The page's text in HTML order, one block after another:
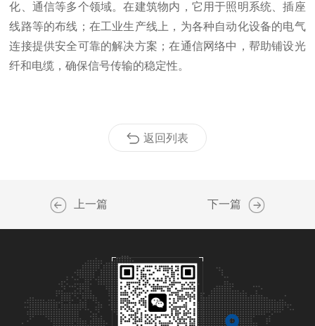
化、通信等多个领域。在建筑物内，它用于照明系统、插座
线路等的布线；在工业生产线上，为各种自动化设备的电气
连接提供安全可靠的解决方案；在通信网络中，帮助铺设光
纤和电缆，确保信号传输的稳定性。
返回列表
上一篇 下一篇